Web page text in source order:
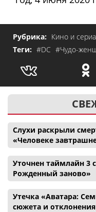
Рубрика: Кино и
Теги: #DC #Чудо-
Слухи раскрыли
«Человеке
Уточнен таймлайн 3
Рожденный заново»
Утечка «Аватара:
сюжета и